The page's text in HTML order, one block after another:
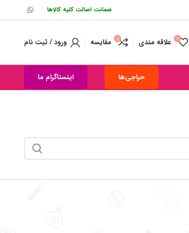
ضمانت اصالت کلیه کالاها
0 علاقه مندی 0 مقایسه ورود / ثبت نام
حراجی‌ها اینستاگرام ما